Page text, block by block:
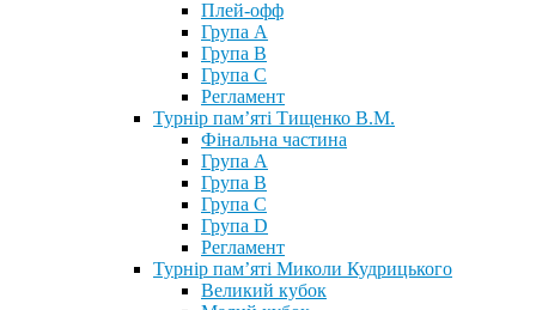
Плей-офф
Група А
Група В
Група С
Регламент
Турнір пам’яті Тищенко В.М.
Фінальна частина
Група А
Група В
Група С
Група D
Регламент
Турнір пам’яті Миколи Кудрицького
Великий кубок